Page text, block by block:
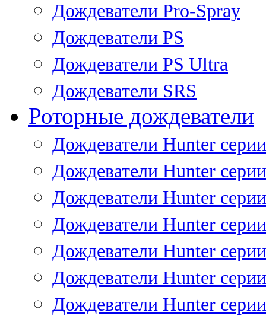
Дождеватели Pro-Spray
Дождеватели PS
Дождеватели PS Ultra
Дождеватели SRS
Роторные дождеватели
Дождеватели Hunter
Дождеватели Hunter
Дождеватели Hunter
Дождеватели Hunter
Дождеватели Hunter
Дождеватели Hunter
Дождеватели Hunter